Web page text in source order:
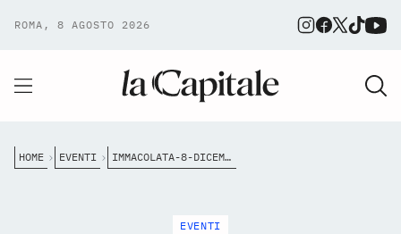
ROMA, 8 AGOSTO 2026
HOME EVENTI IMMACOLATA-8-DICEMBRE-ROMA-EVENTI-PROGRAMMA-VIABILITA
EVENTI